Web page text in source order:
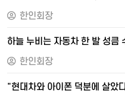
한인회장
하늘 누비는 자동차 한 발 성
한인회장
"현대차와 아이폰 덕분에 살았